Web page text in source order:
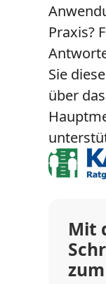
Praxis?
Sie
über
Mit